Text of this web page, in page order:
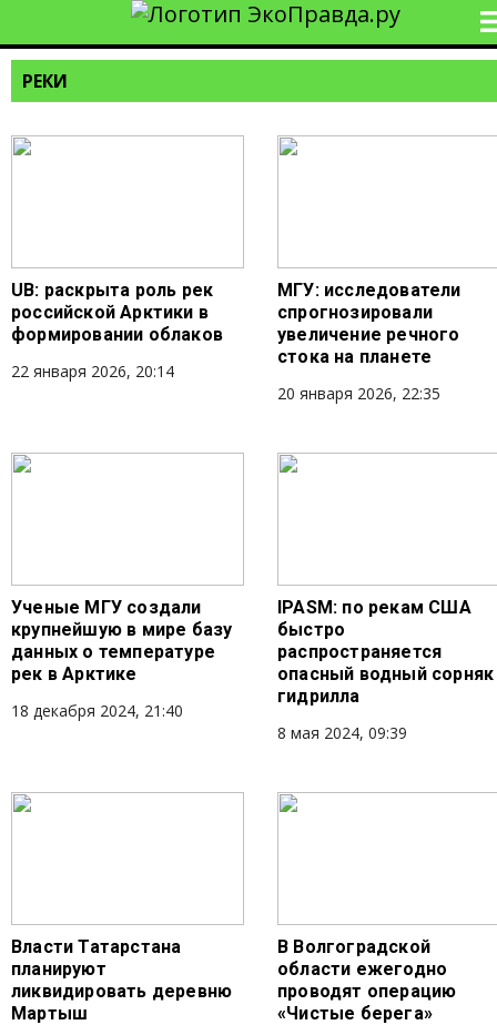
РЕКИ
UB: раскрыта роль рек
российской Арктики в
формировании облаков
22 января 2026, 20:14
МГУ: исследователи
спрогнозировали
увеличение речного
стока на планете
20 января 2026, 22:35
Ученые МГУ создали
крупнейшую в мире базу
данных о температуре
рек в Арктике
18 декабря 2024, 21:40
IPASM: по рекам США
быстро
распространяется
опасный водный сорняк
гидрилла
8 мая 2024, 09:39
Власти Татарстана
планируют
ликвидировать деревню
Мартыш
В Волгоградской
области ежегодно
проводят операцию
«Чистые берега»